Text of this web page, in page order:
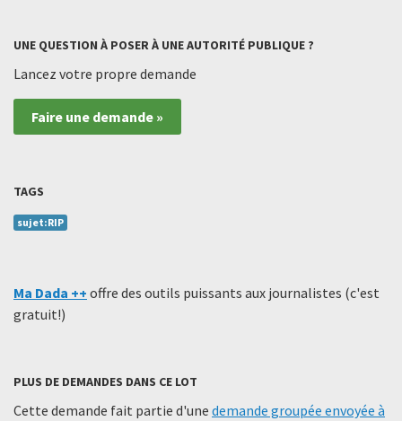
UNE QUESTION À POSER À UNE AUTORITÉ PUBLIQUE ?
Lancez votre propre demande
Faire une demande »
TAGS
sujet:RIP
Ma Dada ++ offre des outils puissants aux journalistes (c'est
gratuit!)
PLUS DE DEMANDES DANS CE LOT
Cette demande fait partie d'une demande groupée envoyée à